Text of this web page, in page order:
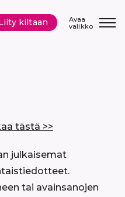
Avaa
valikko
kiltaan
tästä >>
julkaisemat
tai avainsanojen